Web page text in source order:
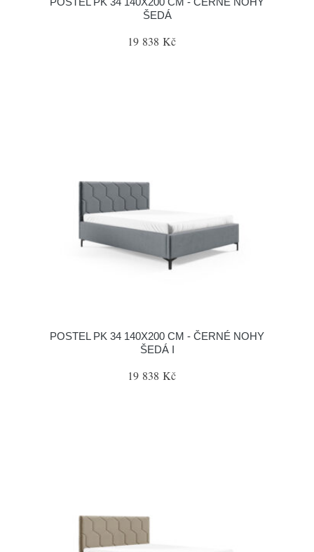
ŠEDÁ
19 838 Kč
POSTEL PK 34 140X200 CM - ČERNÉ NOHY
ŠEDÁ I
19 838 Kč